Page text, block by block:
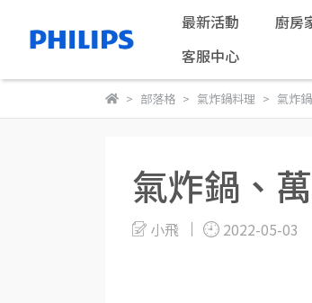
最新活動 廚房
客服中心
部落格 氣炸鍋料理 氣炸
氣炸鍋、
小飛 2022-05-03